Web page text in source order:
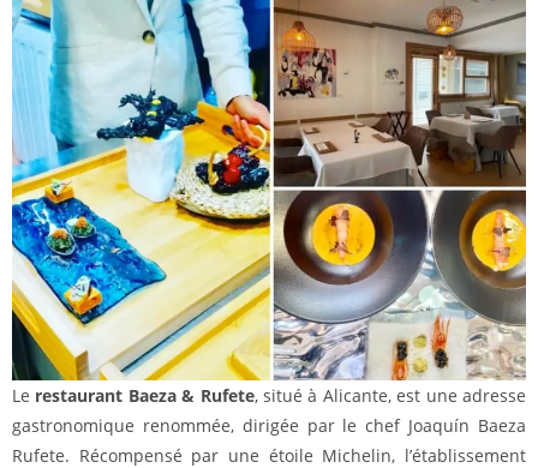
Le restaurant Baeza & Rufete, situé à Alicante, est une adresse
gastronomique renommée, dirigée par le chef Joaquín Baeza
Rufete. Récompensé par une étoile Michelin, l’établissement